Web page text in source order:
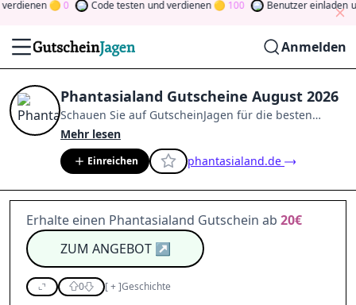
0 Code testen und verdienen 100 Benutzer einladen
Anmelden
Phantasialand Gutscheine August 2026
Schauen Sie auf GutscheinJagen für die besten
Phantasialand
Mitglied der Community
indem Sie durch Abstimmen, Testen, Teilen und
mehr beitragen.
Drehen Sie den Glücksklee
gewinnen Sie Geld
Mehr lesen
Einreichen phantasialand.de
Erhalte einen Phantasialand Gutschein ab 20€
ZUM ANGEBOT↗
0 [+]Geschichte